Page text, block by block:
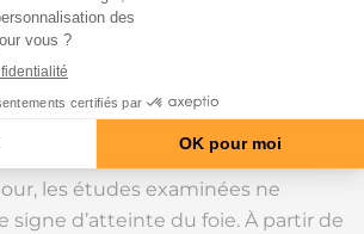
En revanche, pour les
concentrés, l’autorité a
pas possible d’identifier une
être considérée comme sûre.
est le suivant : en dessous de 800
les études examinées ne
signe d’atteinte du foie. À partir de